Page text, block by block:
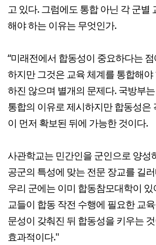
고 있다. 그럼에도 통합 아닌 각 군별
해야 하는 이유는 무엇인가.
“미래전에서 합동성이 중요하다는
하지만 그것은 교육 체계를 통합해야
하진 않으며 별개의 문제다. 국방부
통합의 이유로 제시하지만 합동성은
이 먼저 확보된 뒤에 가능한 것이다.
사관학교는 민간인을 군인으로 양성
공군의 특성에 맞는 전문 장교를 길
우리 군에는 이미 합동참모대학이
교들이 합동 작전 수행에 필요한 교
문성이 갖춰진 뒤 합동성을 키우는
효과적이다."